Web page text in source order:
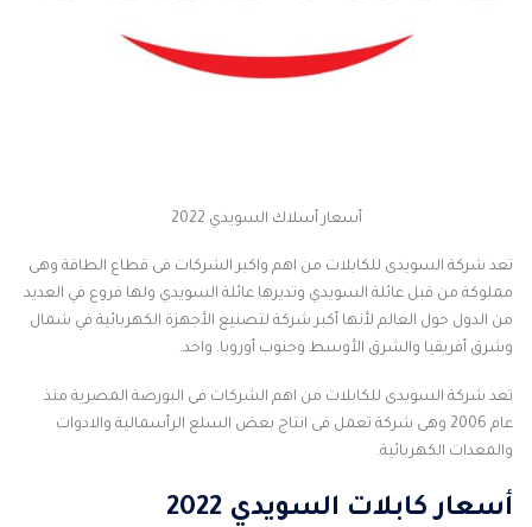
أسعار أسلاك السويدي 2022
تعد شركة السويدى للكابلات من اهم واكبر الشركات فى قطاع الطاقة وهى
مملوكة من قبل عائلة السويدي وتديرها عائلة السويدي ولها فروع في العديد
من الدول حول العالم لأنها أكبر شركة لتصنيع الأجهزة الكهربائية في شمال
وشرق أفريقيا والشرق الأوسط وجنوب أوروبا. واحد.
تعد شركة السويدى للكابلات من اهم الشركات فى البورصة المصرية منذ
عام 2006 وهى شركة تعمل فى انتاج بعض السلع الرأسمالية والادوات
والمعدات الكهربائية.
أسعار كابلات السويدي 2022